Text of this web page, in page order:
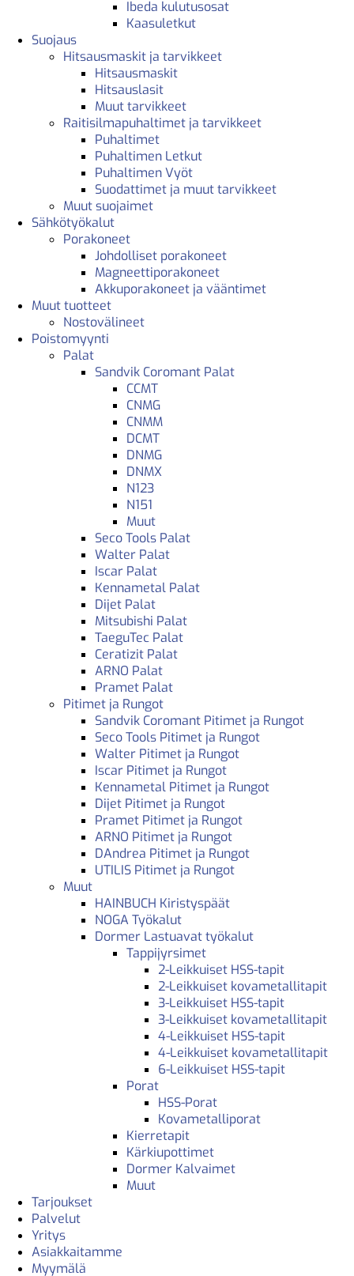
Ibeda kulutusosat
Kaasuletkut
Suojaus
Hitsausmaskit ja tarvikkeet
Hitsausmaskit
Hitsauslasit
Muut tarvikkeet
Raitisilmapuhaltimet ja tarvikkeet
Puhaltimet
Puhaltimen Letkut
Puhaltimen Vyöt
Suodattimet ja muut tarvikkeet
Muut suojaimet
Sähkötyökalut
Porakoneet
Johdolliset porakoneet
Magneettiporakoneet
Akkuporakoneet ja vääntimet
Muut tuotteet
Nostovälineet
Poistomyynti
Palat
Sandvik Coromant Palat
CCMT
CNMG
CNMM
DCMT
DNMG
DNMX
N123
N151
Muut
Seco Tools Palat
Walter Palat
Iscar Palat
Kennametal Palat
Dijet Palat
Mitsubishi Palat
TaeguTec Palat
Ceratizit Palat
ARNO Palat
Pramet Palat
Pitimet ja Rungot
Sandvik Coromant Pitimet ja Rungot
Seco Tools Pitimet ja Rungot
Walter Pitimet ja Rungot
Iscar Pitimet ja Rungot
Kennametal Pitimet ja Rungot
Dijet Pitimet ja Rungot
Pramet Pitimet ja Rungot
ARNO Pitimet ja Rungot
DAndrea Pitimet ja Rungot
UTILIS Pitimet ja Rungot
Muut
HAINBUCH Kiristyspäät
NOGA Työkalut
Dormer Lastuavat työkalut
Tappijyrsimet
2-Leikkuiset HSS-tapit
2-Leikkuiset kovametallitapit
3-Leikkuiset HSS-tapit
3-Leikkuiset kovametallitapit
4-Leikkuiset HSS-tapit
4-Leikkuiset kovametallitapit
6-Leikkuiset HSS-tapit
Porat
HSS-Porat
Kovametalliporat
Kierretapit
Kärkiupottimet
Dormer Kalvaimet
Muut
Tarjoukset
Palvelut
Yritys
Asiakkaitamme
Myymälä